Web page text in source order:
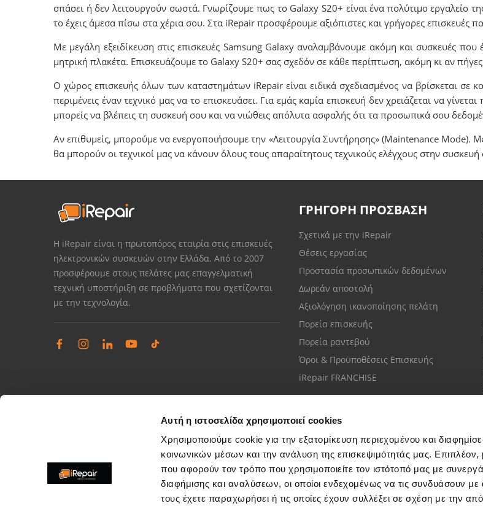
Αυτή η ιστοσελίδα χρησιμοποιεί cookies
Χρησιμοποιούμε cookie για την εξατομίκευση περιεχομένου και
κοινωνικών μέσων και την ανάλυση της επισκεψιμότητάς μας.
που αφορούν τον τρόπο που χρησιμοποιείτε τον ιστότοπό μας με
διαφήμισης και αναλύσεων, οι οποίοι ενδεχομένως να τις συνδυάσουν
τους έχετε παραχωρήσει ή τις οποίες έχουν συλλέξει σε σχέση με την
σπάσει ή δεν λειτουργούν σωστά. Γνωρίζουμε πως το Galaxy S20+ είναι ένα πολύτιμο εργαλείο
το έχεις άμεσα πίσω στα χέρια σου. Στα iRepair προσφέρουμε αξιόπιστες και γρήγορες επισκευές
Με μεγάλη εξειδίκευση στις επισκευές Samsung Galaxy αναλαμβάνουμε ακόμη και συσκευές
μητρική πλακέτα. Επισκευάζουμε το Galaxy S20+ σας σχεδόν σε κάθε περίπτωση, ακόμη κι αν
Ο χώρος επισκευής όλων των καταστημάτων iRepair είναι ειδικά σχεδιασμένος να βρίσκεται
περιμένεις έναν τεχνικό μας να το επισκευάσει. Για εμάς καμία επισκευή δεν χρειάζεται να
μπορείς να βλέπεις τη συσκευή σου και να νιώθεις απόλυτα ασφαλής ότι τα προσωπικά σου
Αν επιθυμείς, μπορούμε να ενεργοποιήσουμε την «Λειτουργία Συντήρησης» (Maintenance
θα μπορούν οι τεχνικοί μας να κάνουν όλους τους απαραίτητους τεχνικούς ελέγχους στην συσκευή
Η iRepair είναι η πρωτοπόρος εταιρία στις επισκευές
ηλεκτρονικών συσκευών στην Ελλάδα. Από το 2007
προσφέρουμε στους πελάτες μας επαγγελματική
τεχνική υποστήριξη σε προβλήματα που σχετίζονται
με την τεχνολογία.
ΓΡΗΓΟΡΗ ΠΡΟΣΒΑΣΗ
Σχετικά με την iRepair
Θέσεις εργασίας
Προστασία προσωπικών δεδομένων
Δωρεάν αποστολή
Αξιολόγηση ικανοποίησης πελάτη
Πορεία επισκευής
Πορεία ραντεβού
Όροι & Προϋποθέσεις Επισκευής
iRepair FRANCHISE
Διαχείριση παραπόνων
Επίλυση θεμάτων εξυπηρέτησης καταστημάτων
Εξυπηρέτηση πελατών
Μίλησε με το πιο κοντινό σου κατάστημα